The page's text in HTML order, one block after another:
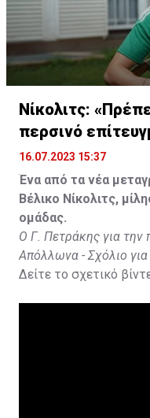
Νίκολιτς:
περσινό
16.07.2023 15:37
Ένα από τα νέα
Βέλικο Νίκολιτς,
ομάδας.
Ο Γ. Πετράκης για την
Απόλλωνα - Σχόλιο για
Δείτε το σχετικό